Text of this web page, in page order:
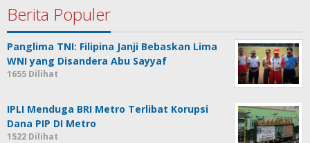
Berita Populer
Panglima TNI: Filipina Janji Bebaskan Lima
WNI yang Disandera Abu Sayyaf
1655 Dilihat
IPLI Menduga BRI Metro Terlibat Korupsi
Dana PIP DI Metro
1522 Dilihat